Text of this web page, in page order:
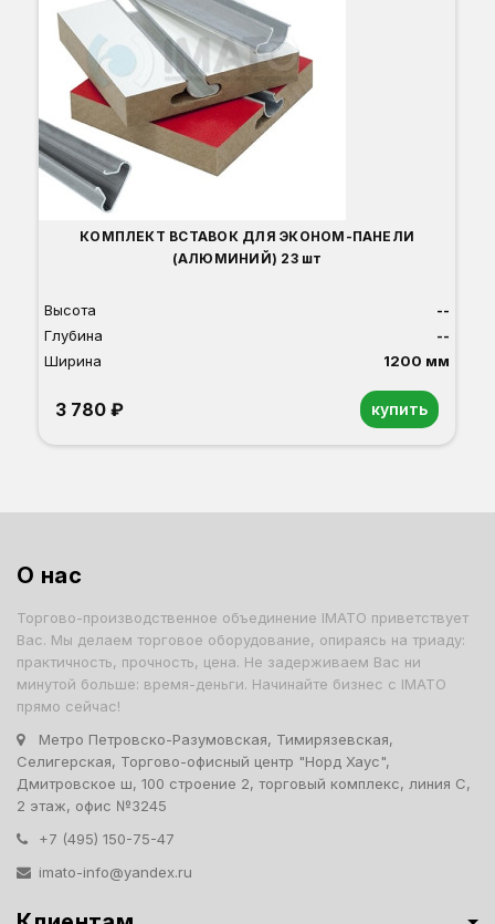
КОМПЛЕКТ ВСТАВОК ДЛЯ ЭКОНОМ-ПАНЕЛИ
(АЛЮМИНИЙ) 23 шт
Высота
--
Глубина
--
Ширина
1200 мм
3 780 ₽ купить
О нас
Торгово-производственное объединение IMATO приветствует
Вас. Мы делаем торговое оборудование, опираясь на триаду:
практичность, прочность, цена. Не задерживаем Вас ни
минутой больше: время-деньги. Начинайте бизнес с IMATO
прямо сейчас!
Метро Петровско-Разумовская, Тимирязевская,
Селигерская, Торгово-офисный центр "Норд Хаус",
Дмитровское ш, 100 строение 2, торговый комплекс, линия С,
2 этаж, офис №3245
+7 (495) 150-75-47
imato-info@yandex.ru